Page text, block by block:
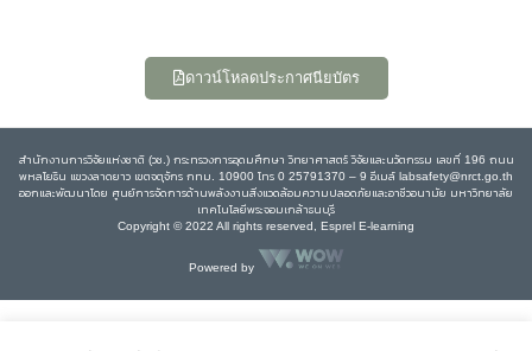
ดาวน์โหลดประกาศนียบัตร
สำนักงานการวิจัยแห่งชาติ (วช.) กระทรวงการอุดมศึกษา วิทยาศาสตร์ วิจัยและนวัตกรรม เลขที่ 196 ถนน
พหลโยธิน แขวงลาดยาว เขตจตุจักร กทม. 10900 โทร 0 25791370 – 9 อีเมล์ labsafety@nrct.go.th
ออกและพัฒนาโดย ศูนย์การจัดการด้านพลังงานสิ่งแวดล้อมความปลอดภัยและอาชีวอนามัย มหาวิทยาลัย
เทคโนโลยีพระจอมเกล้าธนบุรี
Copyright © 2022 All rights reserved, Esprel E-learning
Powered by